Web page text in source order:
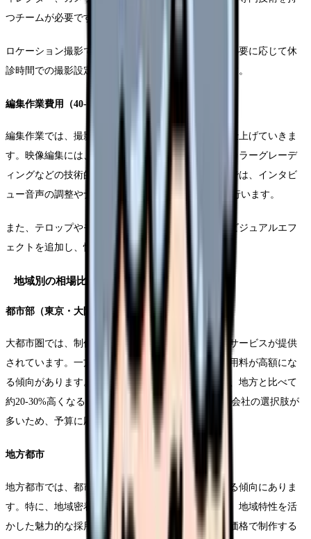
つチームが必要です。
ロケーション撮影では、院内の各部署との調整や、必要に応じて休
診時間での撮影設定など、綿密な準備が求められます。
編集作業費用（40-60万円）
編集作業では、撮影した素材を魅力的な映像作品に仕上げていきま
す。映像編集には、カット構成やトランジション、カラーグレーデ
ィングなどの技術的な作業が含まれます。音声編集では、インタビ
ュー音声の調整やナレーション、BGMのミックスを行います。
また、テロップやモーショングラフィックスなどのビジュアルエフ
ェクトを追加し、情報をより分かりやすく伝えます。
地域別の相場比較
都市部（東京・大阪・名古屋）
大都市圏では、制作会社の競争が激しく、質の高いサービスが提供
されています。一方で、スタッフの人件費や施設利用料が高額にな
る傾向があります。都市部での標準的な制作費用は、地方と比べて
約20-30%高くなることが一般的です。ただし、制作会社の選択肢が
多いため、予算に応じた柔軟な対応が可能です。
地方都市
地方都市では、都市部と比べて制作費用を抑えられる傾向にありま
す。特に、地域密着型の制作会社を活用することで、地域特性を活
かした魅力的な採用動画を、比較的リーズナブルな価格で制作する